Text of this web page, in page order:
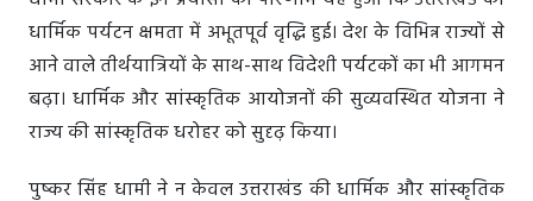
धार्मिक पर्यटन क्षमता में अभूतपूर्व वृद्धि हुई। देश के विभिन्न राज्यों से
आने वाले तीर्थयात्रियों के साथ-साथ विदेशी पर्यटकों का भी आगमन
बढ़ा। धार्मिक और सांस्कृतिक आयोजनों की सुव्यवस्थित योजना ने
राज्य की सांस्कृतिक धरोहर को सुदृढ़ किया।
पुष्कर सिंह धामी ने न केवल उत्तराखंड की धार्मिक और सांस्कृतिक